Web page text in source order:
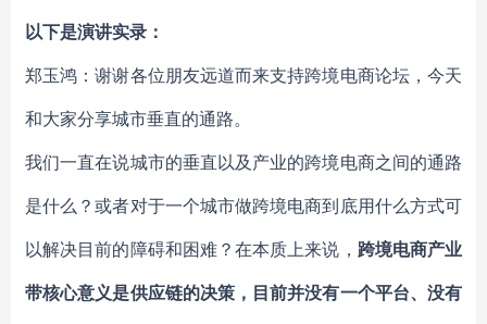
以下是演讲实录：
郑玉鸿：谢谢各位朋友远道而来支持跨境电商论坛，今天
和大家分享城市垂直的通路。
我们一直在说城市的垂直以及产业的跨境电商之间的通路
是什么？或者对于一个城市做跨境电商到底用什么方式可
以解决目前的障碍和困难？在本质上来说， 跨境电商产业
带核心意义是供应链的决策，目前并没有一个平台、没有